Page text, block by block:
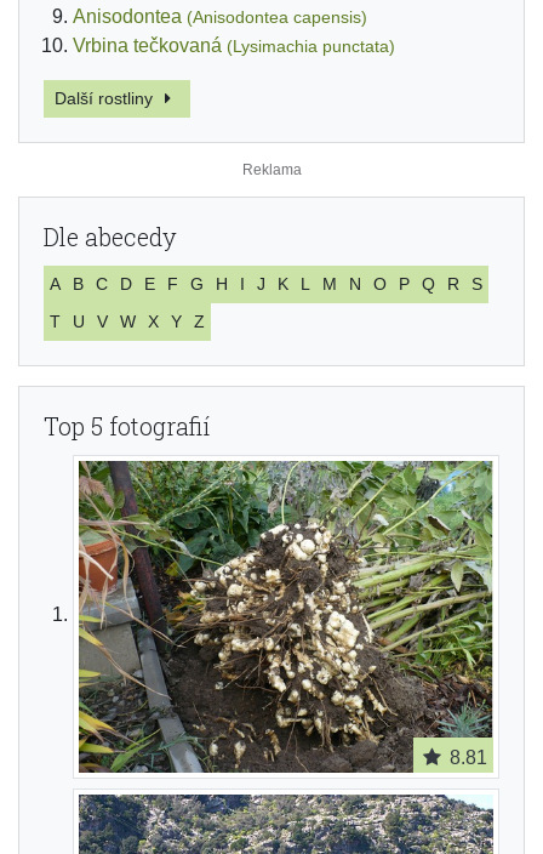
Anisodontea (Anisodontea capensis)
Vrbina tečkovaná (Lysimachia punctata)
Další rostliny
Dle abecedy
A B C D E F G H I J K L M N O P Q R
S
T
U V W X Y Z
Top 5 fotografií
8.81